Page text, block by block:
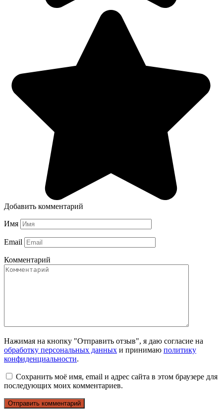
Добавить комментарий
Имя
Email
Комментарий
Нажимая на кнопку "Отправить отзыв", я даю согласие на
обработку персональных данных и принимаю политику
конфиденциальности.
Сохранить моё имя, email и адрес сайта в этом браузере для
последующих моих комментариев.